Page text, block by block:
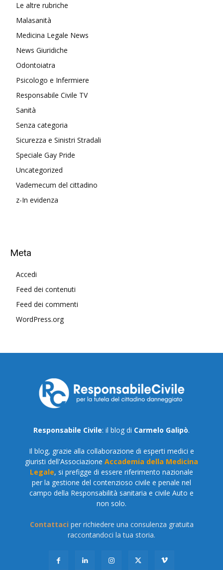
Le altre rubriche
Malasanità
Medicina Legale News
News Giuridiche
Odontoiatra
Psicologo e Infermiere
Responsabile Civile TV
Sanità
Senza categoria
Sicurezza e Sinistri Stradali
Speciale Gay Pride
Uncategorized
Vademecum del cittadino
z-In evidenza
Meta
Accedi
Feed dei contenuti
Feed dei commenti
WordPress.org
Responsabile Civile: il blog di Carmelo Galipò.
Il blog, grazie alla collaborazione di esperti medici e
giuristi dell'Associazione Accademia della Medicina
Legale, si prefigge di essere riferimento nazionale
per la gestione del contenzioso civile e penale nel
campo della Responsabilità sanitaria e civile Auto e
non solo.
Contattaci per richiedere una consulenza gratuita
raccontandoci la tua storia.